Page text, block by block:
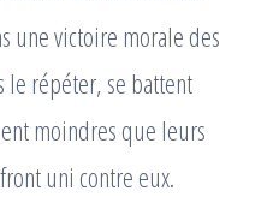
une victoire morale des
le répéter, se battent
moindres que leurs
uni contre eux.